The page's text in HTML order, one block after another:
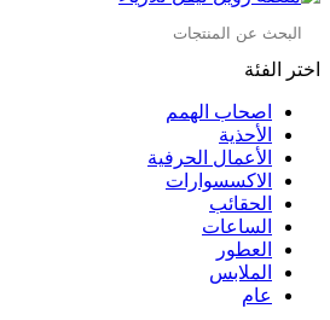
اختر الفئة
اصحاب الهمم
الأحذية
الأعمال الحرفية
الاكسسوارات
الحقائب
الساعات
العطور
الملابس
عام